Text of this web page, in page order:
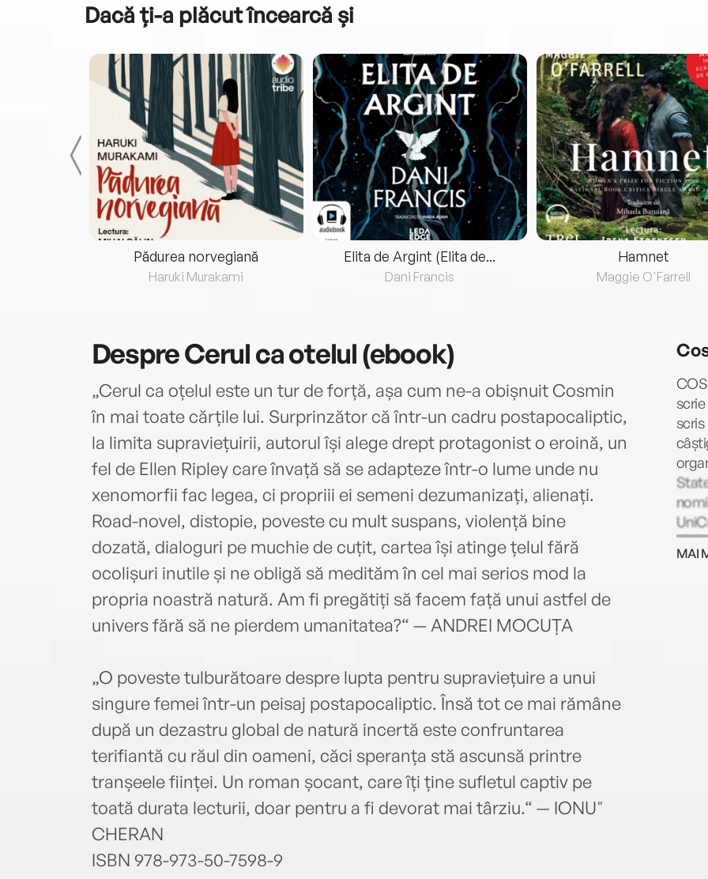
Dacă ți-a plăcut încearcă și
Pădurea norvegiană
Haruki Murakami
Elita de Argint (Elita de...
Dani Francis
Hamnet
Maggie O'Farrell
DespreCerul ca otelul (ebook)
„Cerul ca oțelul este un tur de forță, așa cum ne-a obișnuit Cosmin
în mai toate cărțile lui. Surprinzător că într-un cadru postapocaliptic,
la limita supraviețuirii, autorul își alege drept protagonist o eroină, un
fel de Ellen Ripley care învață să se adapteze într-o lume unde nu
xenomorfii fac legea, ci propriii ei semeni dezumanizați, alienați.
Road-novel, distopie, poveste cu mult suspans, violență bine
dozată, dialoguri pe muchie de cuțit, cartea își atinge țelul fără
ocolișuri inutile și ne obligă să medităm în cel mai serios mod la
propria noastră natură. Am fi pregătiți să facem față unui astfel de
univers fără să ne pierdem umanitatea?“ — ANDREI MOCUȚA
„O poveste tulburătoare despre lupta pentru supraviețuire a unui
singure femei într-un peisaj postapocaliptic. Însă tot ce mai rămâne
după un dezastru global de natură incertă este confruntarea
terifiantă cu răul din oameni, căci speranța stă ascunsă printre
tranșeele ființei. Un roman șocant, care îți ține sufletul captiv pe
toată durata lecturii, doar pentru a fi devorat mai târziu.“ — IONU"
CHERAN
ISBN 978-973-50-7598-9
ului
MAI